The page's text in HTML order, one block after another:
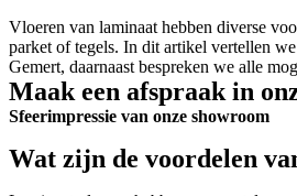
Vloeren van laminaat hebben diverse
parket of tegels. In dit artikel vertellen
Gemert, daarnaast bespreken we alle
Maak een afspraak in
Sfeerimpressie van onze showroom
Wat zijn de voordelen